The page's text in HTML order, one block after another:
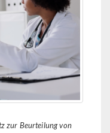
zur Beurteilung von